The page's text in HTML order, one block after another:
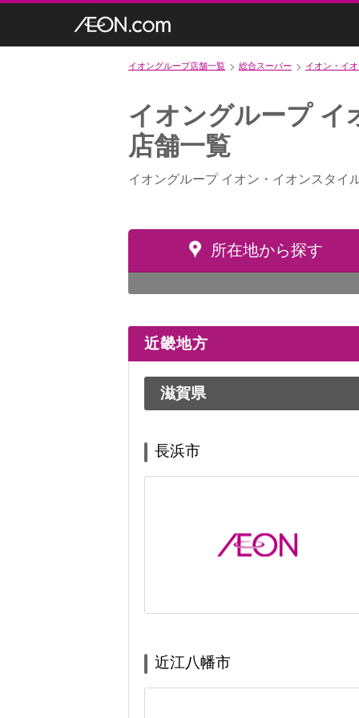
イオングループ店舗一覧 総合スーパー イオン・イ
イオングループ イ
店舗一覧
イオングループ イオン・イオンスタイ
所在地から探す
近畿地方
滋賀県
長浜市
近江八幡市